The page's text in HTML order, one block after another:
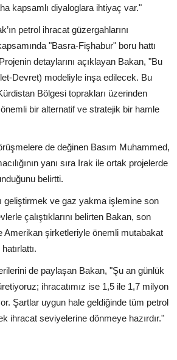
kapsamlı diyaloglara ihtiyaç var."
petrol ihracat güzergahlarını
"Basra-Fişhabur" boru hattı
detaylarını açıklayan Bakan, "Bu
Devret) modeliyle inşa edilecek. Bu
Bölgesi toprakları üzerinden
bir alternatif ve stratejik bir hamle
de değinen Basım Muhammed,
yanı sıra Irak ile ortak projelerde
belirtti.
geliştirmek ve gaz yakma işlemine son
çalıştıklarını belirten Bakan, son
Amerikan şirketleriyle önemli mutabakat
de paylaşan Bakan, "Şu an günlük
ihracatımız ise 1,5 ile 1,7 milyon
Şartlar uygun hale geldiğinde tüm petrol
ihracat seviyelerine dönmeye hazırdır."